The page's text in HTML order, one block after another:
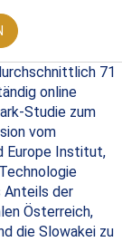
71
online
Studie zum
vom
Europe Institut,
Anteils der
Österreich,
die Slowakei zu